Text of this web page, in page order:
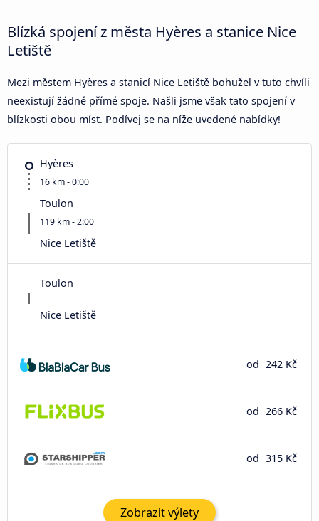
Blízká spojení z města Hyères a stanice Nice
Letiště
Mezi městem Hyères a stanicí Nice Letiště bohužel v tuto chvíli
neexistují žádné přímé spoje. Našli jsme však tato spojení v
blízkosti obou míst. Podívej se na níže uvedené nabídky!
Hyères
16 km - 0:00
Toulon
119 km - 2:00
Nice Letiště
Toulon
Nice Letiště
od 242 Kč
od 266 Kč
od 315 Kč
Zobrazit výlety